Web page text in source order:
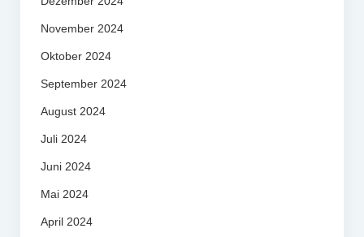
November 2024
Oktober 2024
September 2024
August 2024
Juli 2024
Juni 2024
Mai 2024
April 2024